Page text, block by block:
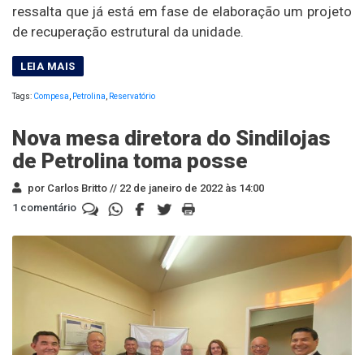
ressalta que já está em fase de elaboração um projeto
de recuperação estrutural da unidade.
Tags: Compesa Petrolina Reservatório
Nova mesa diretora do Sindilojas
de Petrolina toma posse
por Carlos Britto // 22 de janeiro de 2022 às 14:00
1 comentário